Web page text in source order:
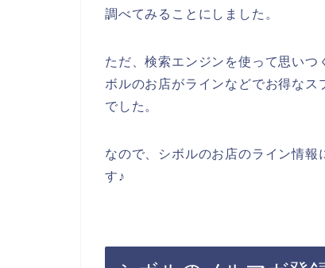
調べてみることにしました。
ただ、検索エンジンを使って思い
ボルのお店がラインなどでお得な
でした。
なので、シボルのお店のライン情報
す♪